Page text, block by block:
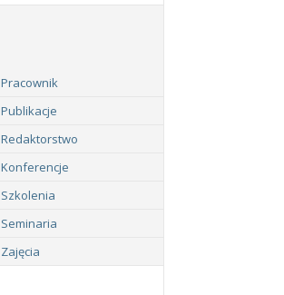
Pracownik
Publikacje
Redaktorstwo
Konferencje
Szkolenia
Seminaria
Zajęcia